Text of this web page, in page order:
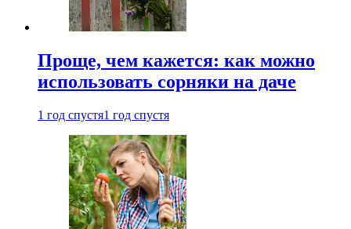
Проще, чем кажется: как можно
использовать сорняки на даче
1 год спустя1 год спустя